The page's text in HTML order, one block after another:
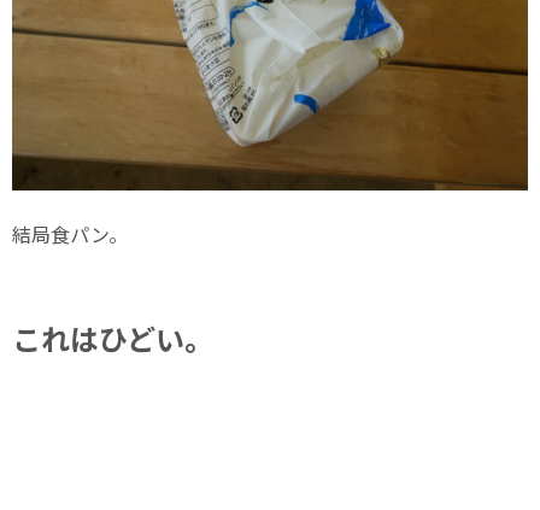
結局食パン。
これはひどい。